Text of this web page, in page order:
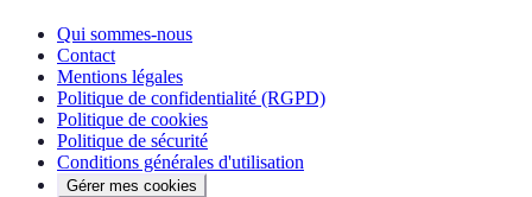
Qui sommes-nous
Contact
Mentions légales
Politique de confidentialité (RGPD)
Politique de cookies
Politique de sécurité
Conditions générales d'utilisation
Gérer mes cookies